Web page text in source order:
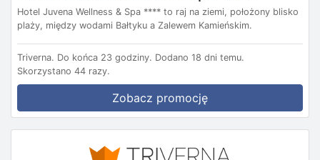
Hotel Juvena Wellness & Spa **** to raj na ziemi, położony blisko
plaży, między wodami Bałtyku a Zalewem Kamieńskim.
Triverna. Do końca 23 godziny. Dodano 18 dni temu.
Skorzystano 44 razy.
Zobacz promocję